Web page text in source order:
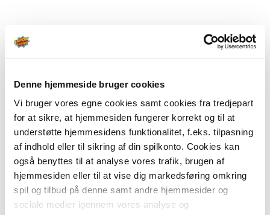
Denne hjemmeside bruger cookies
Vi bruger vores egne cookies samt cookies fra tredjepart
for at sikre, at hjemmesiden fungerer korrekt og til at
understøtte hjemmesidens funktionalitet, f.eks. tilpasning
af indhold eller til sikring af din spilkonto. Cookies kan
også benyttes til at analyse vores trafik, brugen af
hjemmesiden eller til at vise dig markedsføring omkring
spil og tilbud på denne samt andre hjemmesider og
sociale medier igennem vores analyse og